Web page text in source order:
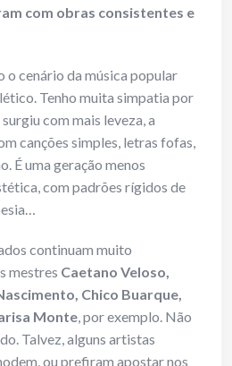
com obras consistentes e
o cenário da música popular
Tenho muita simpatia por
com mais leveza, a
canções simples, letras fofas,
É uma geração menos
com padrões rígidos de
continuam muito
mestres Caetano Veloso,
Chico Buarque,
Monte, por exemplo. Não
Talvez, alguns artistas
ou prefiram apostar nos